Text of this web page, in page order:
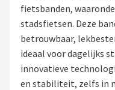
Stadsfietsen
Elektrische
Mountainbikes
fietsbanden,
stadsfietsen. Deze
betrouwbaar,
ideaal voor dagelijks
innovatieve
en stabiliteit, zelfs in